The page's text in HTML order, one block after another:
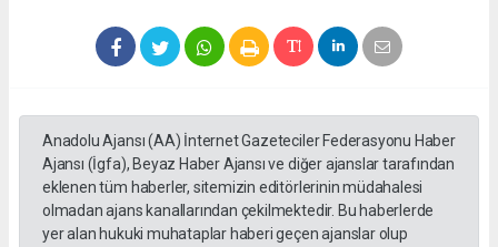
Anadolu Ajansı (AA) İnternet Gazeteciler Federasyonu Haber
Ajansı (İgfa), Beyaz Haber Ajansı ve diğer ajanslar tarafından
eklenen tüm haberler, sitemizin editörlerinin müdahalesi
olmadan ajans kanallarından çekilmektedir. Bu haberlerde
yer alan hukuki muhataplar haberi geçen ajanslar olup